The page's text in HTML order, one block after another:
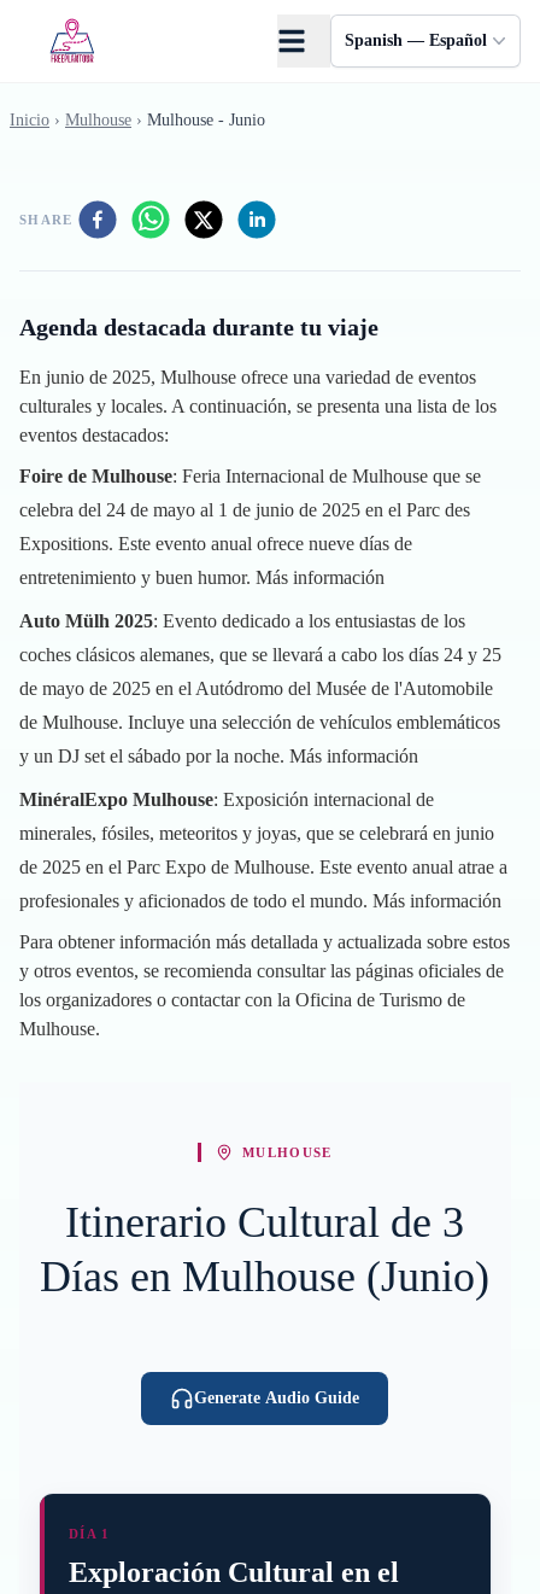
Spanish — Español
Inicio › Mulhouse › Mulhouse - Junio
SHARE
Agenda destacada durante tu viaje
En junio de 2025, Mulhouse ofrece una variedad de eventos
culturales y locales. A continuación, se presenta una lista de los
eventos destacados:
Foire de Mulhouse: Feria Internacional de Mulhouse que se
celebra del 24 de mayo al 1 de junio de 2025 en el Parc des
Expositions. Este evento anual ofrece nueve días de
entretenimiento y buen humor. Más información
Auto Mülh 2025: Evento dedicado a los entusiastas de los
coches clásicos alemanes, que se llevará a cabo los días 24 y 25
de mayo de 2025 en el Autódromo del Musée de l'Automobile
de Mulhouse. Incluye una selección de vehículos emblemáticos
y un DJ set el sábado por la noche. Más información
MinéralExpo Mulhouse: Exposición internacional de
minerales, fósiles, meteoritos y joyas, que se celebrará en junio
de 2025 en el Parc Expo de Mulhouse. Este evento anual atrae a
profesionales y aficionados de todo el mundo. Más información
Para obtener información más detallada y actualizada sobre estos
y otros eventos, se recomienda consultar las páginas oficiales de
los organizadores o contactar con la Oficina de Turismo de
Mulhouse.
MULHOUSE
Itinerario Cultural de 3
Días en Mulhouse (Junio)
Generate Audio Guide
DÍA 1
Exploración Cultural en el